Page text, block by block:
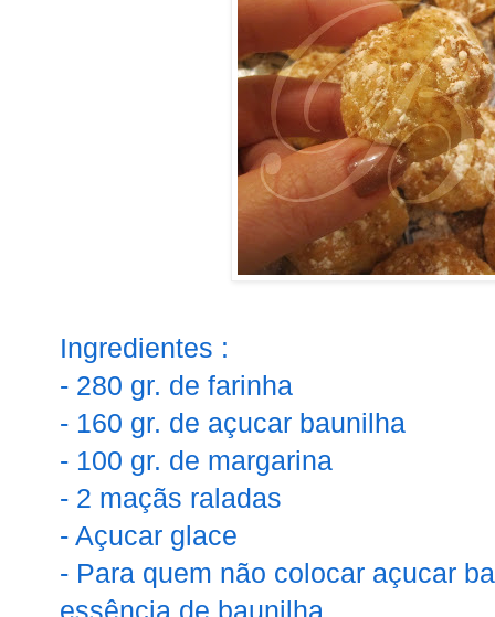
Ingredientes :
- 280 gr. de farinha
- 160 gr. de açucar baunilha
- 100 gr. de margarina
- 2 maçãs raladas
- Açucar glace
- Para quem não colocar açucar